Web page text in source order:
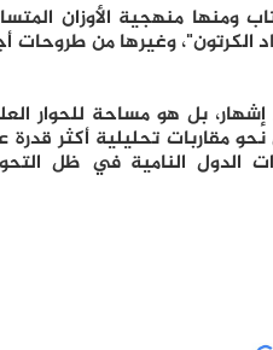
ومنها منهجية الأوزان
الكرتون"، وغيرها من طروحات
بل هو مساحة للحوار
مقاربات تحليلية أكثر
الدول النامية في ظل